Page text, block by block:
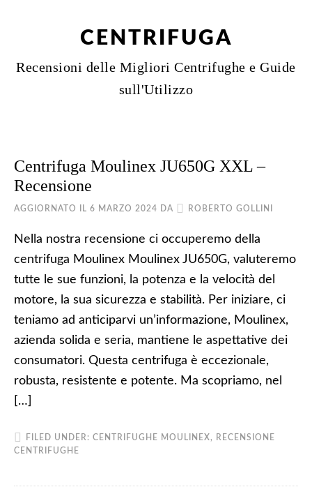
CENTRIFUGA
Recensioni delle Migliori Centrifughe e Guide
sull'Utilizzo
Centrifuga Moulinex JU650G XXL –
Recensione
AGGIORNATO IL 6 MARZO 2024 DA ROBERTO GOLLINI
Nella nostra recensione ci occuperemo della
centrifuga Moulinex Moulinex JU650G, valuteremo
tutte le sue funzioni, la potenza e la velocità del
motore, la sua sicurezza e stabilità. Per iniziare, ci
teniamo ad anticiparvi un’informazione, Moulinex,
azienda solida e seria, mantiene le aspettative dei
consumatori. Questa centrifuga è eccezionale,
robusta, resistente e potente. Ma scopriamo, nel
[…]
FILED UNDER: CENTRIFUGHE MOULINEX ,
RECENSIONE
CENTRIFUGHE